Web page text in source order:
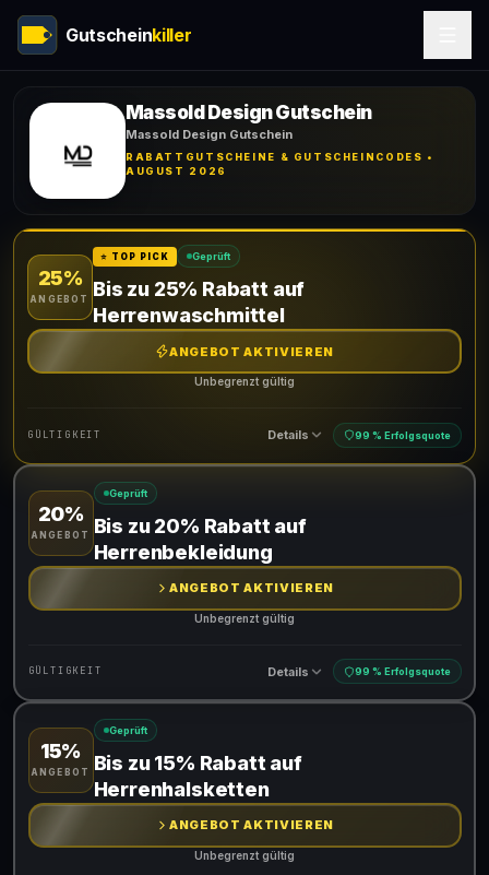
Gutscheinkiller
Massold Design Gutschein
Massold Design Gutschein
RABATTGUTSCHEINE & GUTSCHEINCODES •
AUGUST 2026
25%
ANGEBOT
⭐ TOP PICK Geprüft
Bis zu 25% Rabatt auf
Herrenwaschmittel
ANGEBOT AKTIVIEREN
Unbegrenzt gültig
GÜLTIGKEIT Details 99 % Erfolgsquote
Gültig für teilnehmende Produkte
20%
ANGEBOT
Geprüft
Bis zu 20% Rabatt auf
Herrenbekleidung
ANGEBOT AKTIVIEREN
Unbegrenzt gültig
GÜLTIGKEIT Details 99 % Erfolgsquote
Gültig für teilnehmende Produkte
15%
ANGEBOT
Geprüft
Bis zu 15% Rabatt auf
Herrenhalsketten
ANGEBOT AKTIVIEREN
Unbegrenzt gültig